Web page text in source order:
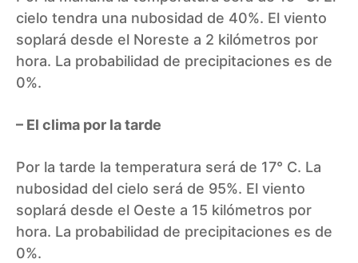
cielo tendra una nubosidad de 40%. El viento
soplará desde el Noreste a 2 kilómetros por
hora. La probabilidad de precipitaciones es de
0%.
– El clima por la tarde
Por la tarde la temperatura será de 17° C. La
nubosidad del cielo será de 95%. El viento
soplará desde el Oeste a 15 kilómetros por
hora. La probabilidad de precipitaciones es de
0%.